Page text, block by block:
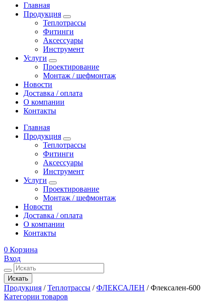
Главная
Продукция
Теплотрассы
Фитинги
Аксессуары
Инструмент
Услуги
Проектирование
Монтаж / шефмонтаж
Новости
Доставка / оплата
О компании
Контакты
Главная
Продукция
Теплотрассы
Фитинги
Аксессуары
Инструмент
Услуги
Проектирование
Монтаж / шефмонтаж
Новости
Доставка / оплата
О компании
Контакты
0 Корзина
Вход
Искать
Продукция /Теплотрассы /ФЛЕКСАЛЕН /Флексален-600
Категории товаров